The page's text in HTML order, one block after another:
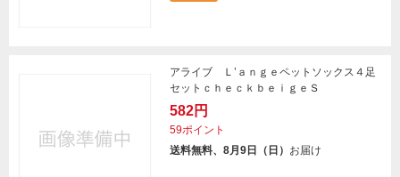
アライブ Ｌ’ａｎｇｅペットソックス４足
セットｃｈｅｃｋｂｅｉｇｅＳ
582円
59ポイント
送料無料、8月9日（日） お届け